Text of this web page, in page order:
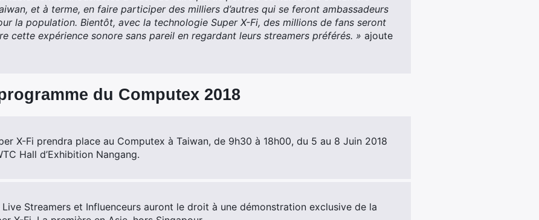
et à terme, en faire participer des milliers d’autres qui se feront ambassadeurs
la population. Bientôt, avec la technologie Super X-Fi, des millions de fans seront
cette expérience sonore sans pareil en regardant leurs streamers préférés. » ajoute
du Computex 2018
X-Fi prendra place au Computex à Taiwan, de 9h30 à 18h00, du 5 au 8 Juin 2018
Hall d’Exhibition Nangang.
Streamers et Influenceurs auront le droit à une démonstration exclusive de la